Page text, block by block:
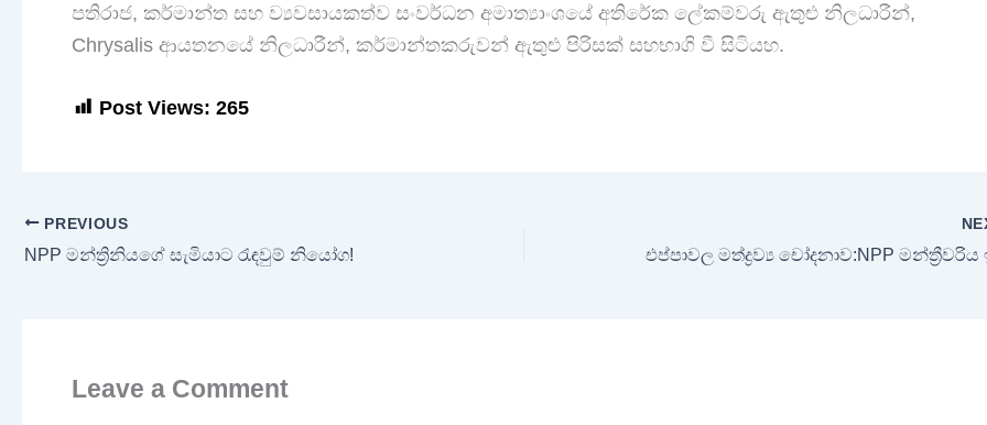
පතිරාජ, කර්මාන්ත සහ ව්‍යවසායකත්ව සංවර්ධන අමාත්‍යාංශයේ අතිරේක ලේකම්වරු ඇතුළු නිලධාරීන්,
Chrysalis ආයතනයේ නිලධාරීන්, කර්මාන්තකරුවන් ඇතුළු පිරිසක් සහභාගි වී සිටියහ.
Post Views: 265
PREVIOUS
NPP මන්ත්‍රිනියගේ සැමියාට රැඳවුම් නියෝග!
Leave a Comment